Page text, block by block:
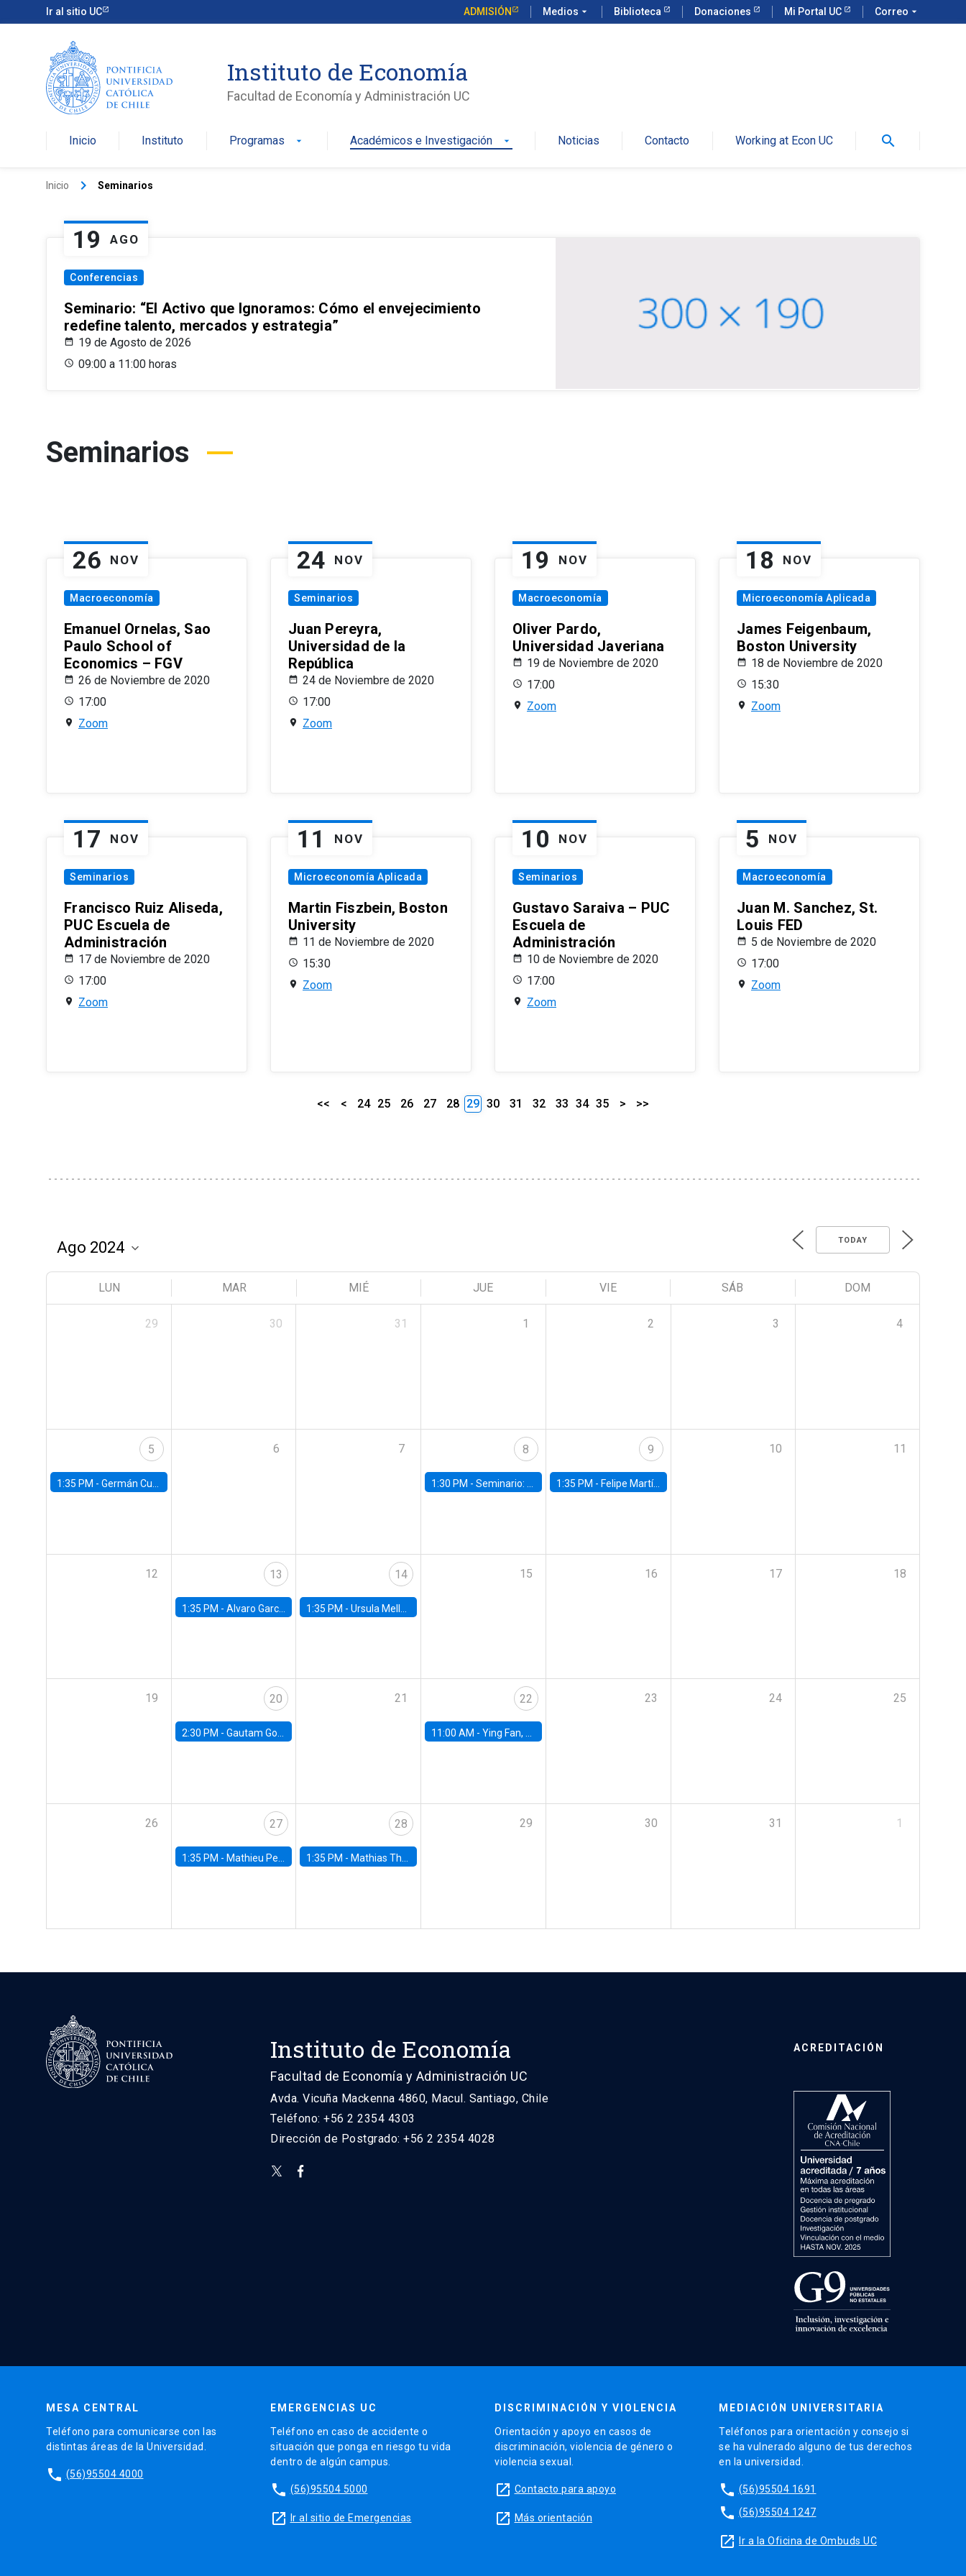
Ir al sitio UC ADMISIÓN Medios arrow_drop_down Biblioteca Donaciones Mi Portal UC Correo arrow_drop_down
Instituto de Economía
Facultad de Economía y Administración UC
Inicio Instituto Programas arrow_drop_down Académicos e Investigación arrow_drop_down Noticias Contacto Working at Econ UC search
Inicio keyboard_arrow_right Seminarios
19 AGO
Conferencias
Seminario: “El Activo que Ignoramos: Cómo el envejecimiento
redefine talento, mercados y estrategia”
19 de Agosto de 2026
09:00 a 11:00 horas
Seminarios
26 NOV
Macroeconomía
Emanuel Ornelas, Sao
Paulo School of
Economics – FGV
26 de Noviembre de 2020
17:00
Zoom
24 NOV
Seminarios
Juan Pereyra,
Universidad de la
República
24 de Noviembre de 2020
17:00
Zoom
19 NOV
Macroeconomía
Oliver Pardo,
Universidad Javeriana
19 de Noviembre de 2020
17:00
Zoom
18 NOV
Microeconomía Aplicada
James Feigenbaum,
Boston University
18 de Noviembre de 2020
15:30
Zoom
17 NOV
Seminarios
Francisco Ruiz Aliseda,
PUC Escuela de
Administración
17 de Noviembre de 2020
17:00
Zoom
11 NOV
Microeconomía Aplicada
Martin Fiszbein, Boston
University
11 de Noviembre de 2020
15:30
Zoom
10 NOV
Seminarios
Gustavo Saraiva – PUC
Escuela de
Administración
10 de Noviembre de 2020
17:00
Zoom
5 NOV
Macroeconomía
Juan M. Sanchez, St.
Louis FED
5 de Noviembre de 2020
17:00
Zoom
<< < 24 25 26 27 28 29 30 31 32 33 34 35 > >>
TODAY
LUN MAR MIÉ JUE VIE SÁB DOM
29 30 31 1 2 3 4
5
1:35 PM - Germán Cubas, University of Houston
6 7 8
1:30 PM -Seminario: “Recuperando la humanidad para progresar en la era de la IA»
9
1:35 PM - Felipe Martínez, alumno Doctorado en Economía UC
10 11
12 13
1:35 PM - Alvaro Garcia-Marin, Universidad de Los Andes
14
1:35 PM -Ursula Mello, Insper - Institute of Education and Research
15 16 17 18
19 20
2:30 PM - Gautam Gowrisankaran, Columbia University
21 22
11:00 AM -Ying Fan, University of Michigan
23 24 25
26 27
1:35 PM - Mathieu Pedemonte, IDB
28
1:35 PM - Mathias Thoenig, University of Lausanne
29 30 31 1
Instituto de Economía
Facultad de Economía y Administración UC
Avda. Vicuña Mackenna 4860, Macul. Santiago, Chile
Teléfono: +56 2 2354 4303
Dirección de Postgrado: +56 2 2354 4028
ACREDITACIÓN
MESA CENTRAL
Teléfono para comunicarse con las
distintas áreas de la Universidad.
phone (56)95504 4000
EMERGENCIAS UC
Teléfono en caso de accidente o
situación que ponga en riesgo tu vida
dentro de algún campus.
phone (56)95504 5000
launch Ir al sitio de Emergencias
DISCRIMINACIÓN Y VIOLENCIA
Orientación y apoyo en casos de
discriminación, violencia de género o
violencia sexual.
launch Contacto para apoyo
launch Más orientación
MEDIACIÓN UNIVERSITARIA
Teléfonos para orientación y consejo si
se ha vulnerado alguno de tus derechos
en la universidad.
phone (56)95504 1691
phone (56)95504 1247
launch Ir a la Oficina de Ombuds UC